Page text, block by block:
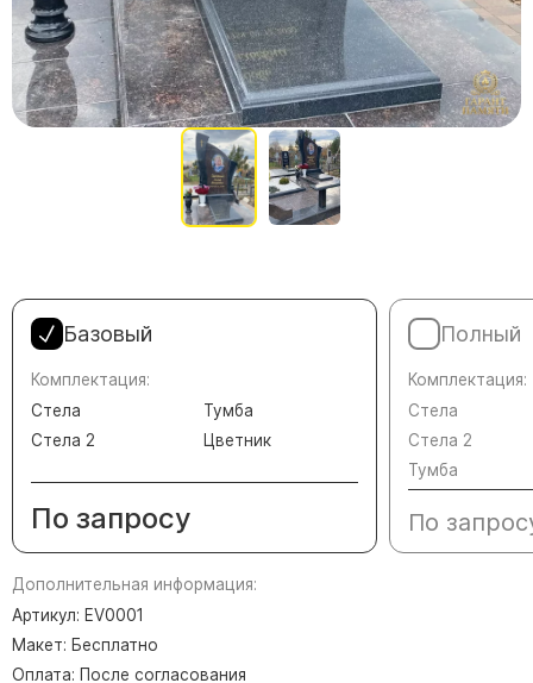
Памятники Армянские
Европейские памятники
Памятники "Клипарт"
Семейные памятники ( памятники на двоих )
Памятники в форме креста
Зеркальные памятники
Памятники из белого мрамора Коелга
Кресты из белого мрамора
Памятники красно-черные
Памятники из Дымовского гранита
Базовый
Комплектация:
Стела
Стела 2
Тумба
Цветник
По запросу
Полный
Комплектация:
Стела
Стела 2
Тумба
По
Дополнительная информация:
Артикул: EV0001
Макет: Бесплатно
Оплата: После согласования